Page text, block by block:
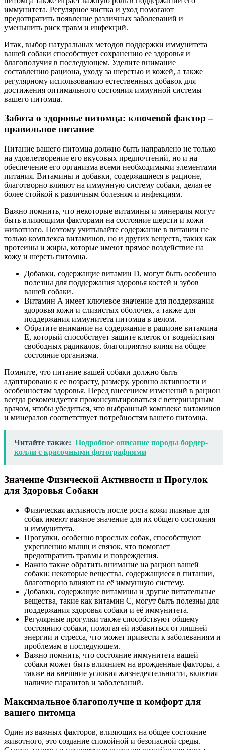
иммунитета. Регулярное чистка и уход помогают
предотвратить появление различных заболеваний и
уменьшить риск травм и инфекций.
Итак, выбор натуральных методов поддержки иммунитета
вашей собаки способствует сохранению ее здоровья и
благополучия в последующем. Уделите внимание
составлению рациона, уходу за шерстью и кожей, а также
регулярному использованию естественных добавок для
достижения оптимального состояния иммунной системы
вашего питомца.
Забота о здоровье питомца: ключевой фактор –
правильное питание
Питание вашего питомца должно быть направлено не только
на удовлетворение его вкусовых предпочтений, но и на
обеспечение его организма всеми необходимыми элементами
питания. Витамины и добавки, содержащиеся в рационе,
благотворно влияют на иммунную систему собаки, делая ее
более стойкой к различным болезням и инфекциям.
Важно помнить, что некоторые витамины и минералы могут
быть влияющими факторами на состояние шерсти и кожи
животного. Поэтому учитывайте содержание в питании не
только комплекса витаминов, но и других веществ, таких как
протеины и жиры, которые имеют прямое воздействие на
кожу и шерсть питомца.
Добавки, содержащие витамин D, могут быть особенно
полезны для поддержания здоровья костей и зубов
вашей собаки.
Витамин А имеет ключевое значение для поддержания
здоровья кожи и слизистых оболочек, а также для
поддержания иммунитета питомца в целом.
Обратите внимание на содержание в рационе витамина
Е, который способствует защите клеток от воздействия
свободных радикалов, благоприятно влияя на общее
состояние организма.
Помните, что питание вашей собаки должно быть
адаптировано к ее возрасту, размеру, уровню активности и
особенностям здоровья. Перед внесением изменений в рацион
всегда рекомендуется проконсультироваться с ветеринарным
врачом, чтобы убедиться, что выбранный комплекс витаминов
и минералов соответствует потребностям вашего питомца.
Читайте также: Подробное описание породы бордер-
колли с красочными фотографиями
Значение Физической Активности и Прогулок
для Здоровья Собаки
Физическая активность после роста кожи пивные для
собак имеют важное значение для их общего состояния
и иммунитета.
Прогулки, особенно взрослых собак, способствуют
укреплению мышц и связок, что помогает
предотвратить травмы и повреждения.
Важно также обратить внимание на рацион вашей
собаки: некоторые вещества, содержащиеся в питании,
благотворно влияют на её иммунную систему.
Добавки, содержащие витамины и другие питательные
вещества, такие как витамин С, могут быть полезны для
поддержания здоровья собаки и её иммунитета.
Регулярные прогулки также способствуют общему
состоянию собаки, помогая ей избавиться от лишней
энергии и стресса, что может привести к заболеваниям и
проблемам в последующем.
Важно помнить, что состояние иммунитета вашей
собаки может быть влиянием на врожденные факторы, а
также на внешние условия жизнедеятельности, включая
наличие паразитов и заболеваний.
Максимальное благополучие и комфорт для
вашего питомца
Один из важных факторов, влияющих на общее состояние
животного, это создание спокойной и безопасной среды.